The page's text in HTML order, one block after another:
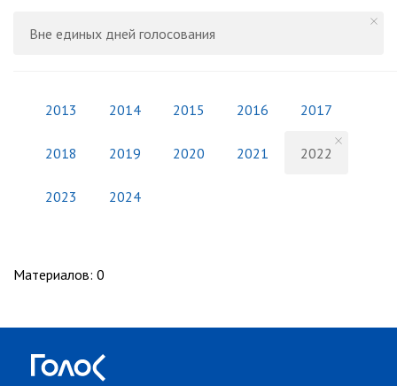
Вне единых дней голосования
2013 2014 2015 2016 2017
2018 2019 2020 2021 2022
2023 2024
Материалов: 0